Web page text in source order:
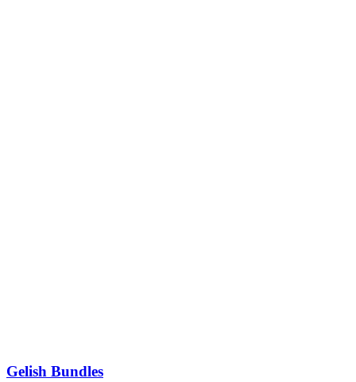
Gelish Bundles